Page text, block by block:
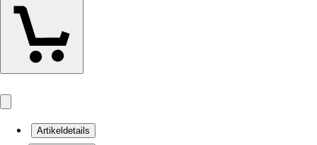
Artikeldetails